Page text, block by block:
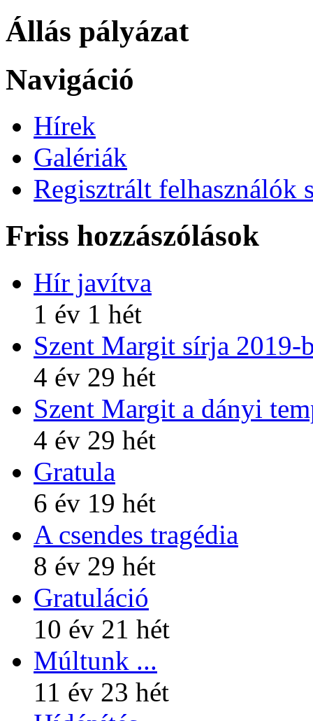
Állás pályázat
Navigáció
Hírek
Galériák
Regisztrált felhasználók
Friss hozzászólások
Hír javítva
1 év 1 hét
Szent Margit sírja 2019-
4 év 29 hét
Szent Margit a dányi
4 év 29 hét
Gratula
6 év 19 hét
A csendes tragédia
8 év 29 hét
Gratuláció
10 év 21 hét
Múltunk ...
11 év 23 hét